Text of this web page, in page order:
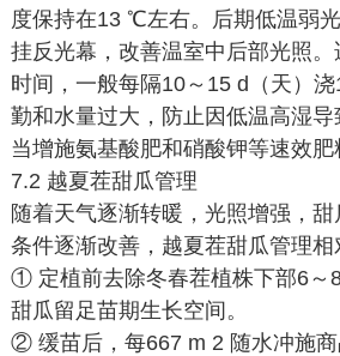
度保持在13 ℃左右。后期低温弱
挂反光幕，改善温室中后部光照
时间，一般每隔10～15 d（天）
勤和水量过大，防止因低温高湿
当增施氨基酸肥和硝酸钾等速效肥
7.2 越夏茬甜瓜管理
随着天气逐渐转暖，光照增强，
条件逐渐改善，越夏茬甜瓜管理相
① 定植前去除冬春茬植株下部6～
甜瓜留足苗期生长空间。
② 缓苗后，每667 m 2 随水冲施